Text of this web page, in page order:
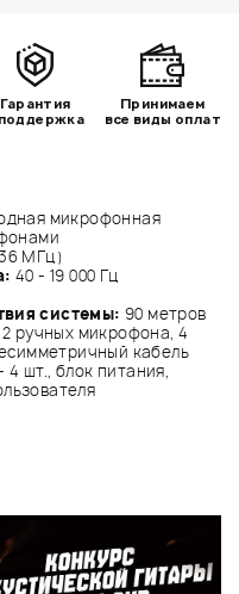
микрофонная
МГц)
40 - 19 000 Гц
системы: 90 метров
ручных микрофона, 4
кабель
4 шт., блок питания,
Гарантия
Принимаем
все виды оплат